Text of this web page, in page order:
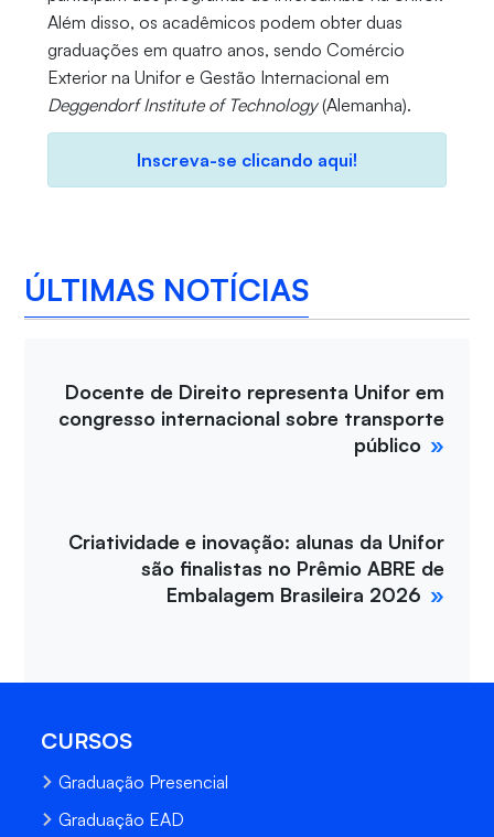
Além disso, os acadêmicos podem obter duas
graduações em quatro anos, sendo Comércio
Exterior na Unifor e Gestão Internacional em
Deggendorf Institute of Technology(Alemanha).
Inscreva-se clicando aqui!
ÚLTIMAS NOTÍCIAS
Docente de Direito representa Unifor em
congresso internacional sobre transporte
público
Criatividade e inovação: alunas da Unifor
são finalistas no Prêmio ABRE de
Embalagem Brasileira 2026
CURSOS
Graduação Presencial
Graduação EAD